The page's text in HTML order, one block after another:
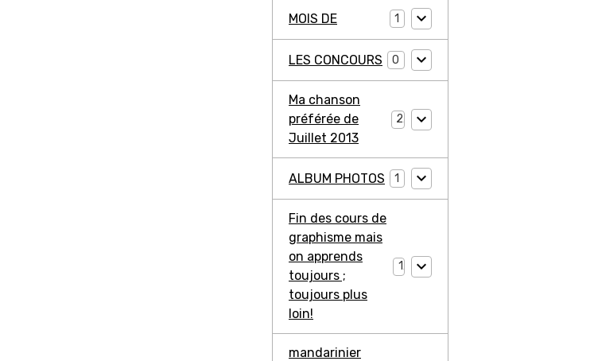
MOIS DE 1
LES CONCOURS 0
Ma chanson
préférée de
Juillet 2013
2
ALBUM PHOTOS 1
Fin des cours de
graphisme mais
on apprends
toujours ;
toujours plus
loin!
1
mandarinier